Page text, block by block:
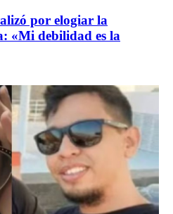
por elogiar la
«Mi debilidad es la